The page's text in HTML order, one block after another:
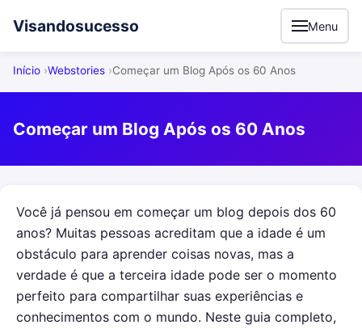
Visandosucesso Menu
Início Webstories Começar um Blog Após os 60 Anos
Começar um Blog Após os 60 Anos
Você já pensou em começar um blog depois dos 60
anos? Muitas pessoas acreditam que a idade é um
obstáculo para aprender coisas novas, mas a
verdade é que a terceira idade pode ser o momento
perfeito para compartilhar suas experiências e
conhecimentos com o mundo. Neste guia completo,